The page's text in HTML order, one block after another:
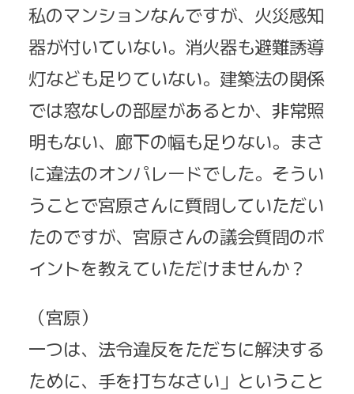
私のマンションなんですが、火災感知
器が付いていない。消火器も避難誘導
灯なども足りていない。建築法の関係
では窓なしの部屋があるとか、非常照
明もない、廊下の幅も足りない。まさ
に違法のオンパレードでした。そうい
うことで宮原さんに質問していただい
たのですが、宮原さんの議会質問のポ
イントを教えていただけませんか？
（宮原）
一つは、法令違反をただちに解決する
ために、手を打ちなさい」ということ